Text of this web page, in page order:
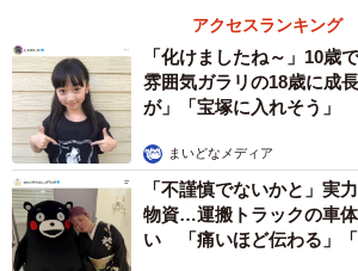
アクセスランキング
「化けましたね～」10歳
雰囲気ガラリの18歳に成
が」「宝塚に入れそう」
まいどなメディア
「不謹慎でないかと」実
物資…運搬トラックの車
い 「痛いほど伝わる」「